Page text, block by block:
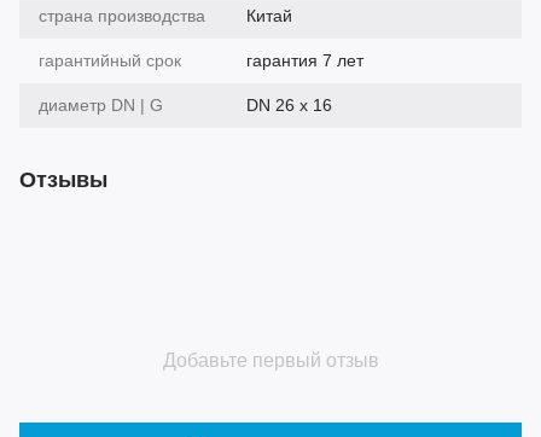
страна производства Китай
гарантийный срок гарантия 7 лет
диаметр DN | G DN 26 x 16
Отзывы
Добавьте первый отзыв